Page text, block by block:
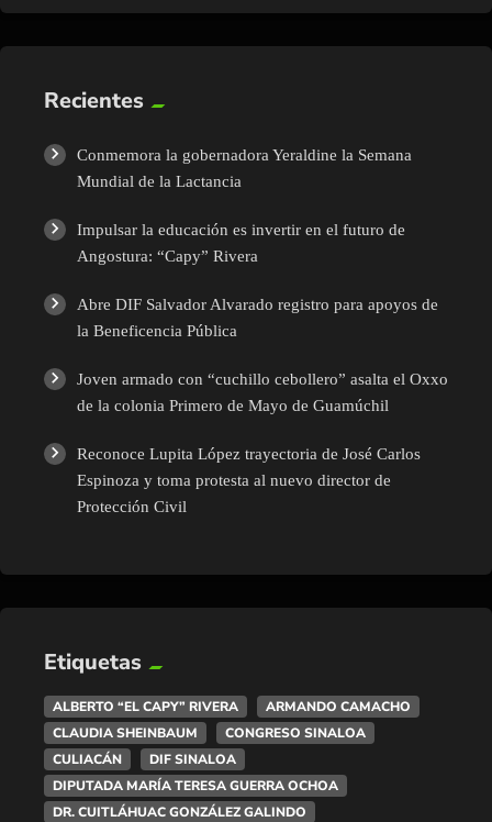
Recientes
Conmemora la gobernadora Yeraldine la Semana
Mundial de la Lactancia
Impulsar la educación es invertir en el futuro de
Angostura: “Capy” Rivera
Abre DIF Salvador Alvarado registro para apoyos de
la Beneficencia Pública
Joven armado con “cuchillo cebollero” asalta el Oxxo
de la colonia Primero de Mayo de Guamúchil
Reconoce Lupita López trayectoria de José Carlos
Espinoza y toma protesta al nuevo director de
Protección Civil
Etiquetas
ALBERTO “EL CAPY” RIVERA
ARMANDO CAMACHO
CLAUDIA SHEINBAUM
CONGRESO SINALOA
CULIACÁN
DIF SINALOA
DIPUTADA MARÍA TERESA GUERRA OCHOA
DR. CUITLÁHUAC GONZÁLEZ GALINDO